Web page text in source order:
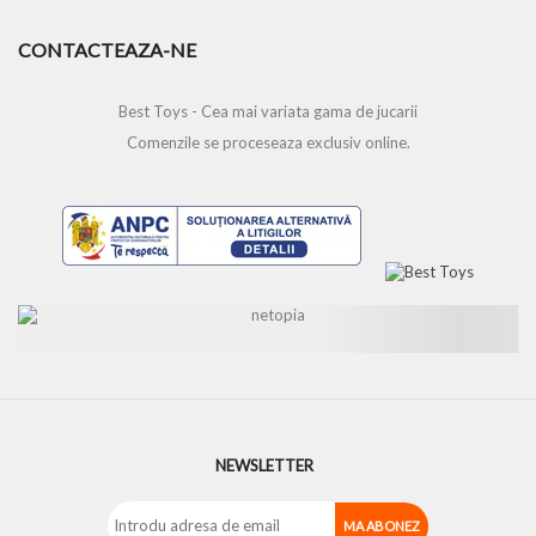
CONTACTEAZA-NE
Best Toys - Cea mai variata gama de jucarii
Comenzile se proceseaza exclusiv online.
NEWSLETTER